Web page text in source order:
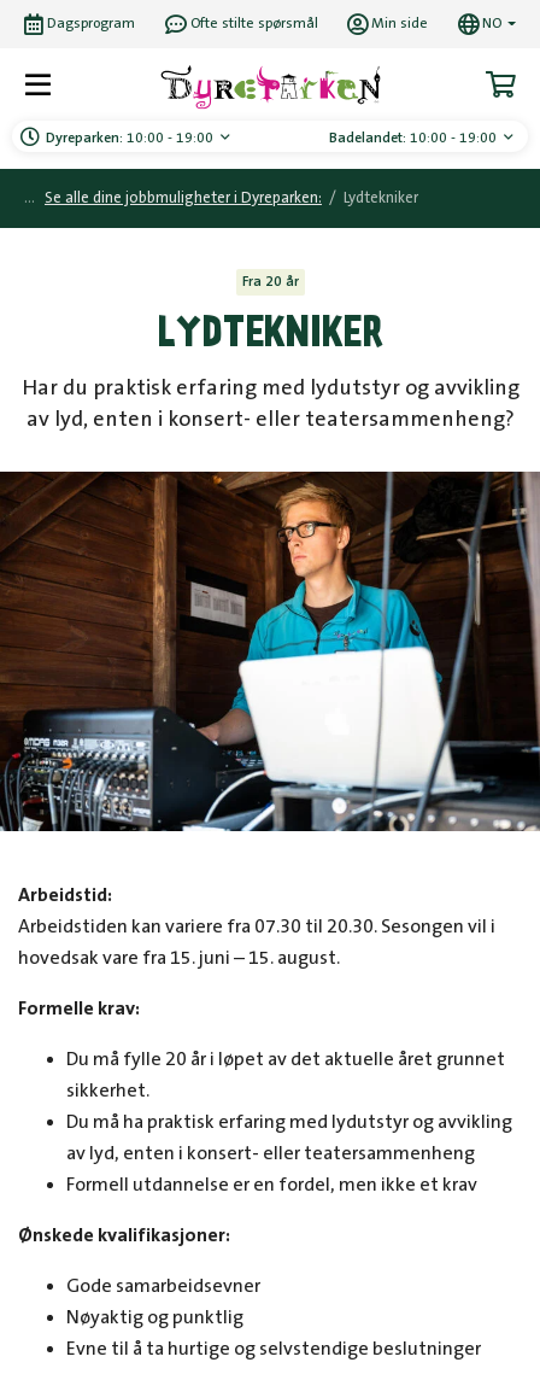
Dyreparken: 10:00 - 19:00 Badelandet: 10:00 - 19:00
Dagsprogram Ofte stilte spørsmål Min side NO
Se alle dine jobbmuligheter i Dyreparken: / Lydtekniker
Fra 20 år
LYDTEKNIKER
Har du praktisk erfaring med lydutstyr og avvikling
av lyd, enten i konsert- eller teatersammenheng?
Arbeidstid:
Arbeidstiden kan variere fra 07.30 til 20.30. Sesongen vil i
hovedsak vare fra 15. juni – 15. august.
Formelle krav:
Du må fylle 20 år i løpet av det aktuelle året grunnet
sikkerhet.
Du må ha praktisk erfaring med lydutstyr og avvikling
av lyd, enten i konsert- eller teatersammenheng
Formell utdannelse er en fordel, men ikke et krav
Ønskede kvalifikasjoner:
Gode samarbeidsevner
Nøyaktig og punktlig
Evne til å ta hurtige og selvstendige beslutninger